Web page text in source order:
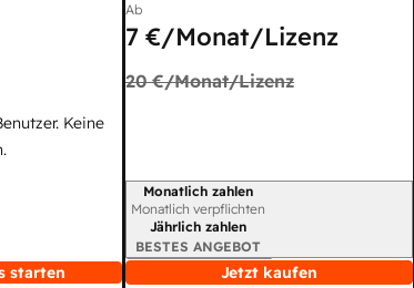
Keine
starten
Ab
7 €/Monat/Lizenz
20 €/Monat/Lizenz
Abrechnungszeitraum
Monatlich zahlen
Monatlich verpflichten
Jährlich zahlen
BESTES ANGEBOT
Jetzt kaufen